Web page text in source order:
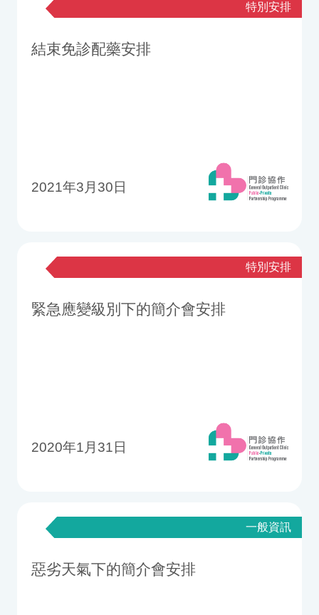
特別安排
結束免診配藥安排
2021年3月30日
特別安排
緊急應變級別下的簡介會安排
2020年1月31日
一般資訊
惡劣天氣下的簡介會安排